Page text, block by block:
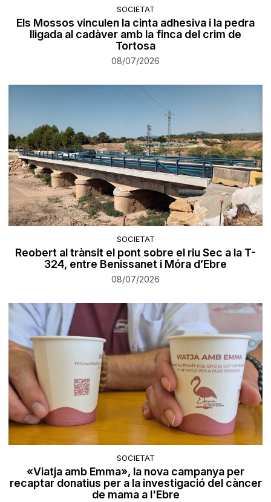
SOCIETAT
Els Mossos vinculen la cinta adhesiva i la pedra
lligada al cadàver amb la finca del crim de
Tortosa
08/07/2026
SOCIETAT
Reobert al trànsit el pont sobre el riu Sec a la T-
324, entre Benissanet i Móra d’Ebre
08/07/2026
SOCIETAT
«Viatja amb Emma», la nova campanya per
recaptar donatius per a la investigació del càncer
de mama a l'Ebre